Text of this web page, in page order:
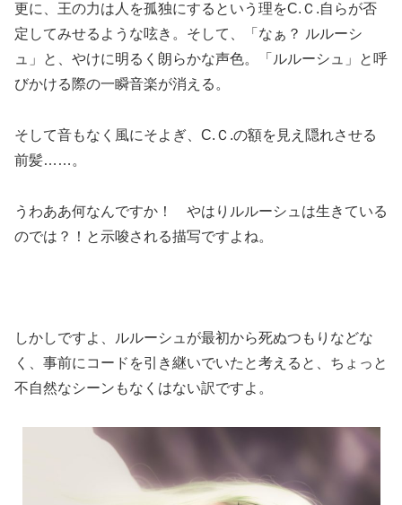
更に、王の力は人を孤独にするという理をC.Ｃ.自らが否
定してみせるような呟き。そして、「なぁ？ ルルーシ
ュ」と、やけに明るく朗らかな声色。「ルルーシュ」と呼
びかける際の一瞬音楽が消える。
そして音もなく風にそよぎ、C.Ｃ.の額を見え隠れさせる
前髪……。
うわああ何なんですか！ やはりルルーシュは生きている
のでは？！と示唆される描写ですよね。
しかしですよ、ルルーシュが最初から死ぬつもりなどな
く、事前にコードを引き継いでいたと考えると、ちょっと
不自然なシーンもなくはない訳ですよ。